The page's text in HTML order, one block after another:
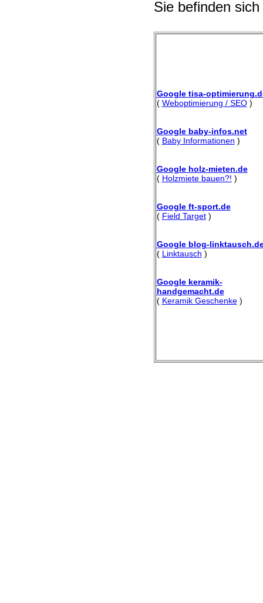
Sie befinden
Google tisa-
( Weboptimierung / SEO)
Google baby-infos.net
( Baby Informationen )
Google holz-mieten.de
( Holzmiete bauen?! )
Google ft-sport.de
( Field Target)
Google blog-
( Linktausch )
Google keramik-
handgemacht.de
( Keramik Geschenke)